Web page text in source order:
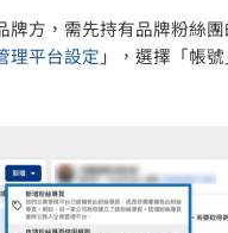
牌方，需先持有品牌粉絲
理平台設定 」，選擇「帳